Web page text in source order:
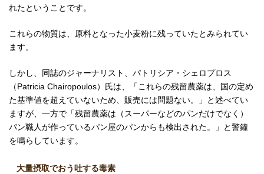
れたということです。
これらの物質は、原料となった小麦粉に残っていたとみられてい
ます。
しかし、同誌のジャーナリスト、パトリシア・シェロプロス
（Patricia Chairopoulos）氏は、「これらの残留農薬は、国の定め
た基準値を超えていないため、販売には問題ない。」と述べてい
ますが、一方で「残留農薬は（スーパーなどのパンだけでなく）
パン職人が作っているパン屋のパンからも検出された。」と警鐘
を鳴らしています。
大量摂取でおう吐する毒素